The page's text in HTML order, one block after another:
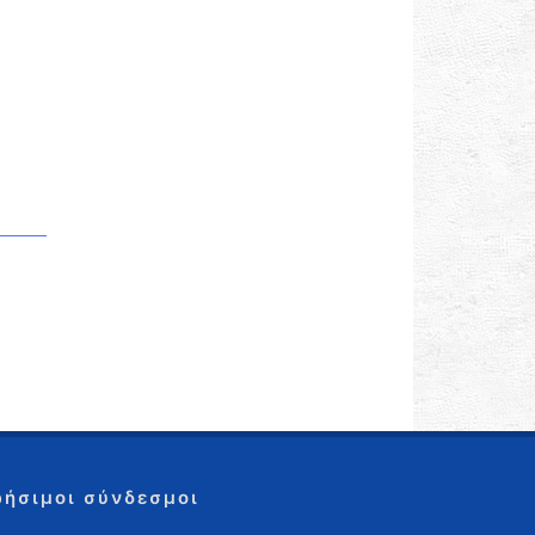
σύνδεσμοι